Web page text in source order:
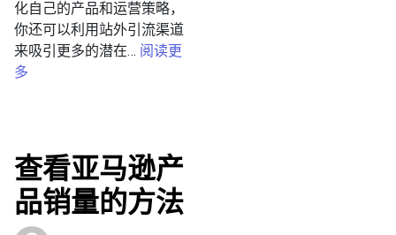
化自己的产品和运营策略，
你还可以利用站外引流渠道
来吸引更多的潜在… 阅读更
多
查看亚马逊产
品销量的方法